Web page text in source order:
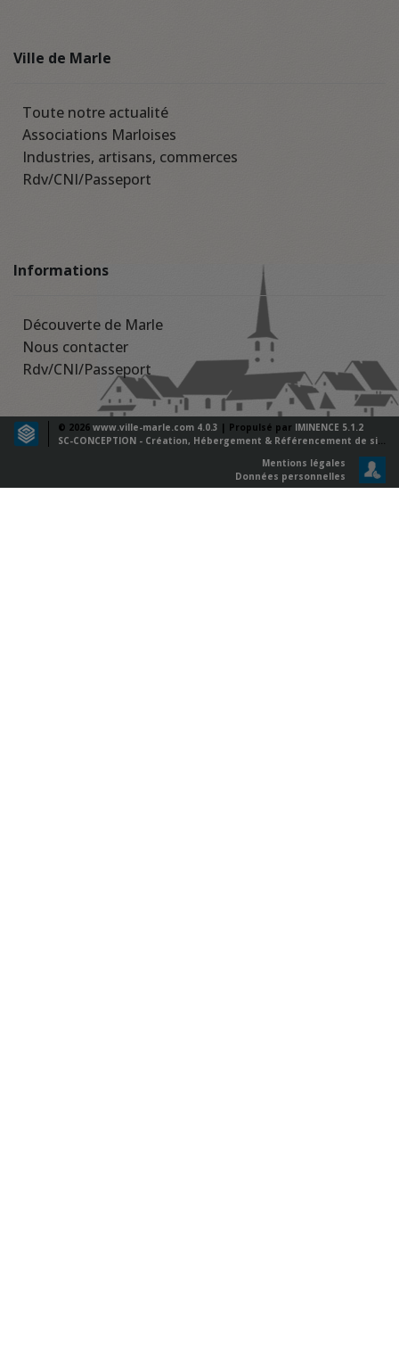
Ville de Marle
Toute notre actualité
Associations Marloises
Industries, artisans, commerces
Rdv/CNI/Passeport
Informations
Découverte de Marle
Nous contacter
Rdv/CNI/Passeport
© 2026 www.ville-marle.com 4.0.3 | Propulsé par IMINENCE 5.1.2
SC-CONCEPTION - Création, Hébergement & Référencement de sites web
Mentions légales
Données personnelles